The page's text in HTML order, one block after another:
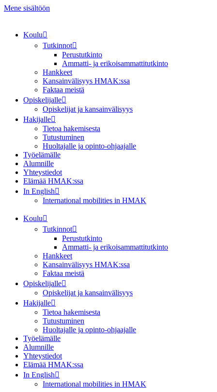
Mene sisältöön
Koulu
Tutkinnot
Perustutkinto
Ammatti- ja erikoisammattitutkinto
Hankkeet
Kansainvälisyys HMAK:ssa
Faktaa meistä
Opiskelijalle
Opiskelijat ja kansainvälisyys
Hakijalle
Tietoa hakemisesta
Tutustuminen
Huoltajalle ja opinto-ohjaajalle
Työelämälle
Alumnille
Yhteystiedot
Elämää HMAK:ssa
In English
International mobilities in HMAK
Koulu
Tutkinnot
Perustutkinto
Ammatti- ja erikoisammattitutkinto
Hankkeet
Kansainvälisyys HMAK:ssa
Faktaa meistä
Opiskelijalle
Opiskelijat ja kansainvälisyys
Hakijalle
Tietoa hakemisesta
Tutustuminen
Huoltajalle ja opinto-ohjaajalle
Työelämälle
Alumnille
Yhteystiedot
Elämää HMAK:ssa
In English
International mobilities in HMAK